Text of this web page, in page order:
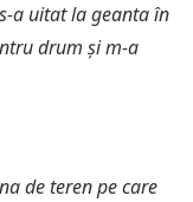
a uitat la geanta în
drum și m-a
de teren pe care